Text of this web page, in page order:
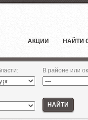
АКЦИИ НАЙТИ
: В районе или
НАЙТИ